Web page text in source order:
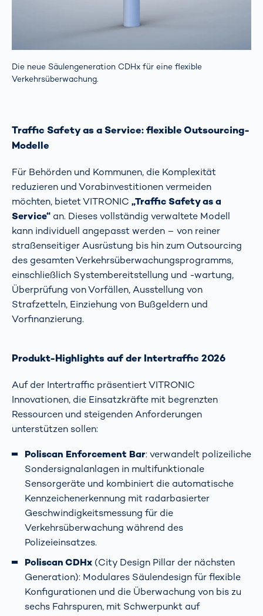
Die neue Säulengeneration CDHx für eine flexible
Verkehrsüberwachung.
Traffic Safety as a Service: flexible Outsourcing-
Modelle
Für Behörden und Kommunen, die Komplexität
reduzieren und Vorabinvestitionen vermeiden
möchten, bietet VITRONIC „Traffic Safety as a
Service“ an. Dieses vollständig verwaltete Modell
kann individuell angepasst werden – von reiner
straßenseitiger Ausrüstung bis hin zum Outsourcing
des gesamten Verkehrsüberwachungsprogramms,
einschließlich Systembereitstellung und -wartung,
Überprüfung von Vorfällen, Ausstellung von
Strafzetteln, Einziehung von Bußgeldern und
Vorfinanzierung.
Produkt-Highlights auf der Intertraffic 2026
Auf der Intertraffic präsentiert VITRONIC
Innovationen, die Einsatzkräfte mit begrenzten
Ressourcen und steigenden Anforderungen
unterstützen sollen:
Poliscan Enforcement Bar: verwandelt polizeiliche
Sondersignalanlagen in multifunktionale
Sensorgeräte und kombiniert die automatische
Kennzeichenerkennung mit radarbasierter
Geschwindigkeitsmessung für die
Verkehrsüberwachung während des
Polizeieinsatzes.
Poliscan CDHx (City Design Pillar der nächsten
Generation): Modulares Säulendesign für flexible
Konfigurationen und die Überwachung von bis zu
sechs Fahrspuren, mit Schwerpunkt auf